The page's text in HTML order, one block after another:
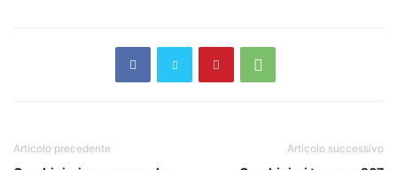
Articolo precedente Articolo successivo